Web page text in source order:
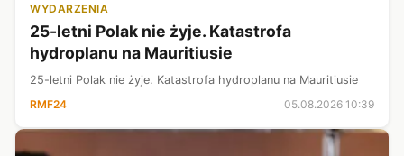
WYDARZENIA
25-letni Polak nie żyje. Katastrofa
hydroplanu na Mauritiusie
25-letni Polak nie żyje. Katastrofa hydroplanu na Mauritiusie
RMF24
05.08.2026 10:39